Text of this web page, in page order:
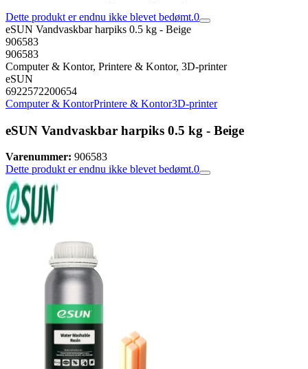
Dette produkt er endnu ikke blevet bedømt.0
eSUN Vandvaskbar harpiks 0.5 kg - Beige
906583
906583
Computer & Kontor, Printere & Kontor, 3D-printer
eSUN
6922572200654
Computer & KontorPrintere & Kontor3D-printer
eSUN Vandvaskbar harpiks 0.5 kg - Beige
Varenummer: 906583
Dette produkt er endnu ikke blevet bedømt.0